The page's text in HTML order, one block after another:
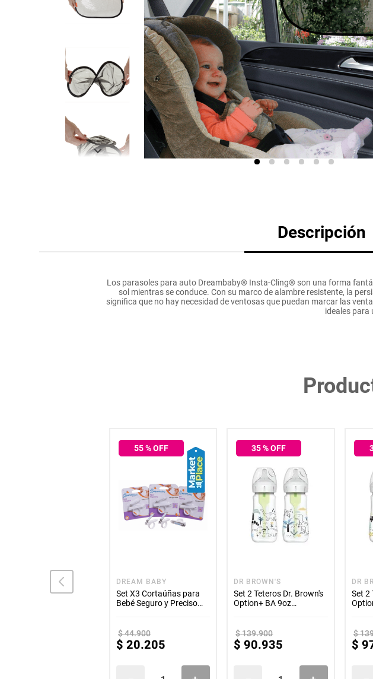
vinos y licores
mascotas
Descripción
Los parasoles para auto Dreambaby® Insta-Cling® son una forma
sol mientras se conduce. Con su marco de alambre resistente, la
significa que no hay necesidad de ventosas que puedan marcar las
ideales para
COMEJA de tela
55% OFF
DREAM BABY
Set X3 Cortaúñas para
Bebé Seguro y Preciso
$44.900
$ 20.205
35% OFF
DR BROWN'S
Set 2 Teteros Dr. Brown's
Option+ BA 9oz
$139.900
$ 90.935
DR
Set 2
$
$
Aceite